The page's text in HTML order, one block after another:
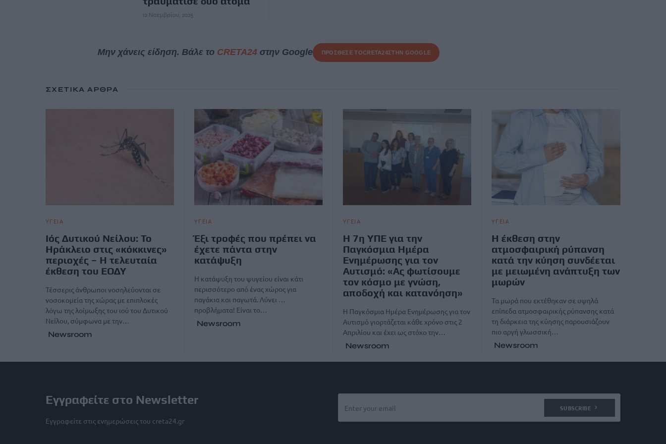
12 Νοεμβρίου, 2025
Μην χάνεις είδηση. Βάλε το CRETA24στην Google ΠΡΟΣΘΕΣΕ ΤΟCRETA24ΣΤΗΝ GOOGLE
ΣΧΕΤΙΚΆ ΆΡΘΡΑ
ΥΓΕΙΑ
Ιός Δυτικού Νείλου: Το
Ηράκλειο στις «κόκκινες»
περιοχές – Η τελευταία
έκθεση του ΕΟΔΥ
Τέσσερις άνθρωποι νοσηλεύονται σε
νοσοκομεία της χώρας με επιπλοκές
λόγω της λοίμωξης του ιού του Δυτικού
Νείλου, σύμφωνα με την…
Newsroom
ΥΓΕΙΑ
Έξι τροφές που πρέπει να
έχετε πάντα στην
κατάψυξη
Η κατάψυξη του ψυγείου είναι κάτι
περισσότερο από ένας χώρος για
παγάκια και παγωτά. Λύνει …
προβλήματα! Είναι το…
Newsroom
ΥΓΕΙΑ
Η 7η ΥΠΕ για την
Παγκόσμια Ημέρα
Ενημέρωσης για τον
Αυτισμό: «Ας φωτίσουμε
τον κόσμο με γνώση,
αποδοχή και κατανόηση»
Η Παγκόσμια Ημέρα Ενημέρωσης για τον
Αυτισμό γιορτάζεται κάθε χρόνο στις 2
Απριλίου και έχει ως στόχο την…
Newsroom
ΥΓΕΙΑ
Η έκθεση στην
ατμοσφαιρική ρύπανση
κατά την κύηση συνδέεται
με μειωμένη ανάπτυξη των
μωρών
Τα μωρά που εκτέθηκαν σε υψηλά
επίπεδα ατμοσφαιρικής ρύπανσης κατά
τη διάρκεια της κύησης παρουσιάζουν
πιο αργή γλωσσική…
Newsroom
Εγγραφείτε στο Newsletter
Εγγραφείτε στις ενημερώσεις του creta24.gr
SUBSCRIBE